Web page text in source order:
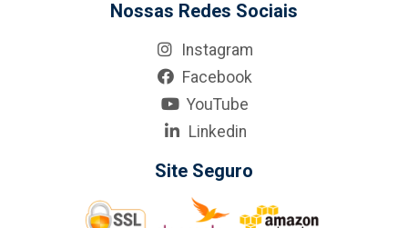
Nossas Redes Sociais
Instagram
Facebook
YouTube
Linkedin
Site Seguro